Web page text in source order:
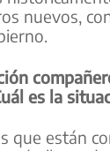
nuevos,
es la
que están